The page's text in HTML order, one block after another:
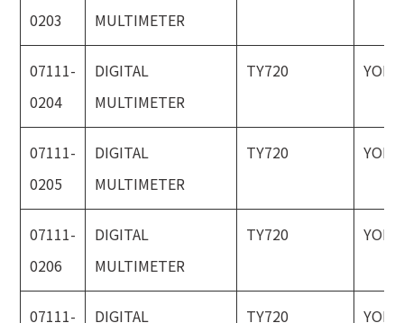
0203
MULTIMETER
07111-
0204
DIGITAL
MULTIMETER
TY720
07111-
0205
DIGITAL
MULTIMETER
TY720
07111-
0206
DIGITAL
MULTIMETER
TY720
07111-
DIGITAL
TY720